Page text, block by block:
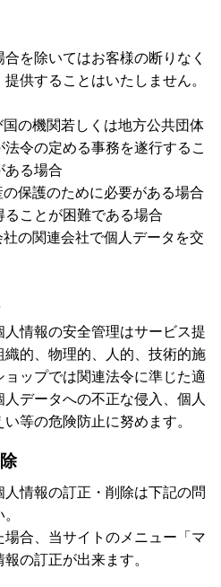
を除いてはお客様の断りなく
供することはいたしません。
の機関若しくは地方公共団体
令の定める事務を遂行するこ
ある場合
保護のために必要がある場合
ことが困難である場合
の関連会社で個人データを交
情報の安全管理はサービス提
的、物理的、人的、技術的施
ップでは関連法令に準じた適
データへの不正な侵入、個人
等の危険防止に努めます。
情報の訂正・削除は下記の問
合、当サイトのメニュー「マ
の訂正が出来ます。